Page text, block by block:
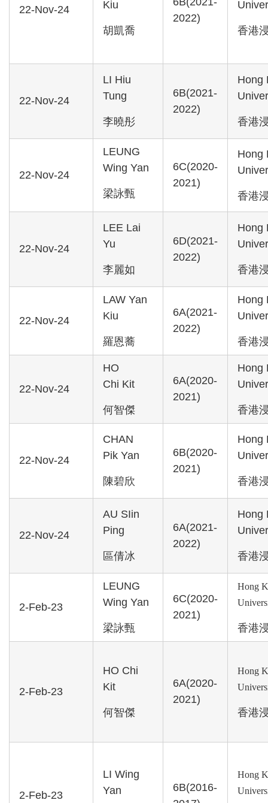
22-Nov-24 Kiu
胡凱喬
2022)
香港
22-Nov-24
LI Hiu
Tung
李曉彤
6B(2021-
2022)
Hong
香港
22-Nov-24
LEUNG
Wing Yan
梁詠甄
6C(2020-
2021)
Hong
香港
22-Nov-24
LEE Lai
Yu
李麗如
6D(2021-
2022)
Hong
香港
22-Nov-24
LAW Yan
Kiu
羅恩蕎
6A(2021-
2022)
Hong
香港
22-Nov-24
HO
Chi Kit
何智傑
6A(2020-
2021)
Hong
香港
22-Nov-24
CHAN
Pik Yan
陳碧欣
6B(2020-
2021)
Hong
香港
22-Nov-24
AU SIin
Ping
區倩冰
6A(2021-
2022)
Hong
香港
2-Feb-23
LEUNG
Wing Yan
梁詠甄
6C(2020-
2021)
Hong
香港
2-Feb-23
HO Chi
Kit
何智傑
6A(2020-
2021)
Hong
香港
2-Feb-23
LI Wing
Yan
6B(2016-
Hong